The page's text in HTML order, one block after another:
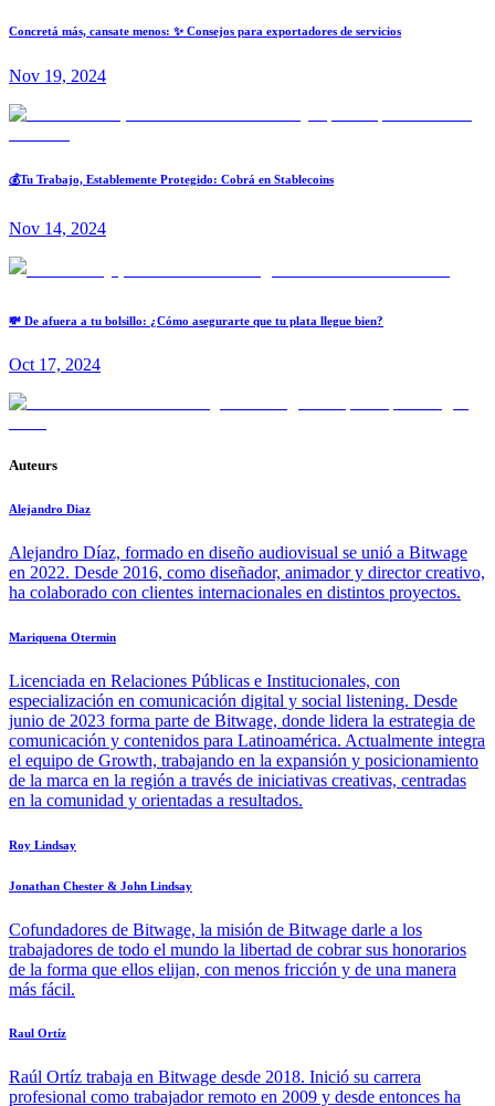
Concretá más, cansate menos: ✨ Consejos para exportadores de servicios
Nov 19, 2024
💰Tu Trabajo, Establemente Protegido: Cobrá en Stablecoins
Nov 14, 2024
💸 De afuera a tu bolsillo: ¿Cómo asegurarte que tu plata llegue bien?
Oct 17, 2024
Auteurs
Alejandro Diaz
Alejandro Díaz, formado en diseño audiovisual se unió a Bitwage
en 2022. Desde 2016, como diseñador, animador y director creativo,
ha colaborado con clientes internacionales en distintos proyectos.
Mariquena Otermin
Licenciada en Relaciones Públicas e Institucionales, con
especialización en comunicación digital y social listening. Desde
junio de 2023 forma parte de Bitwage, donde lidera la estrategia de
comunicación y contenidos para Latinoamérica. Actualmente integra
el equipo de Growth, trabajando en la expansión y posicionamiento
de la marca en la región a través de iniciativas creativas, centradas
en la comunidad y orientadas a resultados.
Roy Lindsay
Jonathan Chester & John Lindsay
Cofundadores de Bitwage, la misión de Bitwage darle a los
trabajadores de todo el mundo la libertad de cobrar sus honorarios
de la forma que ellos elijan, con menos fricción y de una manera
más fácil.
Raul Ortíz
Raúl Ortíz trabaja en Bitwage desde 2018. Inició su carrera
profesional como trabajador remoto en 2009 y desde entonces ha